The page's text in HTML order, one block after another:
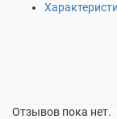
Отзывов пока нет.